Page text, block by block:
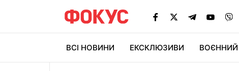
ВСІ НОВИНИ ЕКСКЛЮЗИВИ